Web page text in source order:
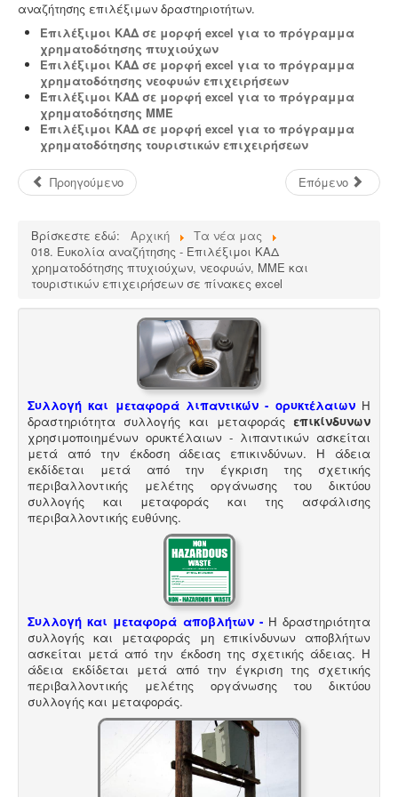
Μελέτη - άδεια διάθεσης υγρών αποβλήτων - Για
όλες τις επιχειρήσεις του νομού Θεσσαλονίκης η ΕΥΑΘ
ζητάει υγειονολογική μελέτη (πτυχιούχου μελετητή)
παραγωγής / επεξεργασίας / διάθεσης υγρών
αποβλήτων, προκειμένου να εκδώσει την άδεια
διάθεσης - σύνδεσης με το δίκτυο αποχέτευσης (ειδικός
κανονισμός αποχέτευσης ΦΕΚ 1793Β-2018)..
Υγρά απόβλητα παραγωγής καλλυντικών -
Υπολογισμός χημικά απαιτούμενου οξυγόνου -
υγρά απόβλητα από την παραγωγή καλλυντικών
ελέγχονται ως προς τις απαιτήσεις επεξεργασίας
μέσα από ειδική μελέτη επεξεργασίας και διάθεσης
πριν την σύνδεση με το κεντρικό δίκτυο αποχέτευσης.
Μελέτη και εγκατάσταση λιποσυλλέκτη -
Για τις
επιχειρήσεις μαζικής εστίασης, η χρήση λιποσυλλέκτη,
κατόπιν υγειονολογικής μελέτης, συμβατής με τα
πρότυπα DIN 1986-100α, EN 1825-1+2, DIN 4040-100 είναι
υποχρεωτική από την υγειονομική διάταξη Υ1γ / ΓΠ /
Τεχνικός ασφαλείας στην εργασία -
Όλες οι
επιχειρήσεις έχουν την υποχρέωση να διαθέτουν
μελέτη επικινδυνότητας από επαγγελματία τεχνικό
ασφαλείας εγγεγραμμένο στο μητρώο της
επιθεώρησης εργασίας (Ν. 3850/10, άρθρα 12, 42, 43)
/αναζήτησης επιλέξιμων δραστηριοτήτων.
Επιλέξιμοι ΚΑΔ σε μορφή excel για το πρόγραμμα
χρηματοδότησης πτυχιούχων
Επιλέξιμοι ΚΑΔ σε μορφή excel για το πρόγραμμα
χρηματοδότησης νεοφυών επιχειρήσεων
Επιλέξιμοι ΚΑΔ σε μορφή excel για το πρόγραμμα
χρηματοδότησης ΜΜΕ
Επιλέξιμοι ΚΑΔ σε μορφή excel για το πρόγραμμα
χρηματοδότησης τουριστικών επιχειρήσεων
Προηγούμενο Επόμενο
Βρίσκεστε εδώ: Αρχική
Τα νέα μας
018. Ευκολία αναζήτησης - Επιλέξιμοι ΚΑΔ
χρηματοδότησης πτυχιούχων, νεοφυών, ΜΜΕ και
τουριστικών επιχειρήσεων σε πίνακες excel
Συλλογή και μεταφορά λιπαντικών - ορυκτέλαιων Η
δραστηριότητα συλλογής και μεταφοράς επικίνδυνων
χρησιμοποιημένων ορυκτέλαιων - λιπαντικών ασκείται
μετά από την έκδοση άδειας επικινδύνων. Η άδεια
εκδίδεται μετά από την έγκριση της σχετικής
περιβαλλοντικής μελέτης οργάνωσης του δικτύου
συλλογής και μεταφοράς και της ασφάλισης
περιβαλλοντικής ευθύνης.
Συλλογή και μεταφορά αποβλήτων - Η δραστηριότητα
συλλογής και μεταφοράς μη επικίνδυνων αποβλήτων
ασκείται μετά από την έκδοση της σχετικής άδειας. Η
άδεια εκδίδεται μετά από την έγκριση της σχετικής
περιβαλλοντικής μελέτης οργάνωσης του δικτύου
συλλογής και μεταφοράς.